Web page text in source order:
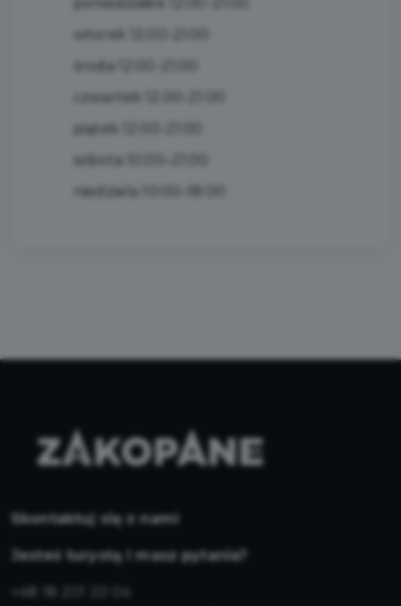
wtorek 12:00-21:00
środa 12:00-21:00
czwartek 12:00-21:00
piątek 12:00-21:00
sobota 10:00–21:00
niedziela 10:00–18:00
Skontaktuj się z nami
Jesteś turystą i masz pytania?